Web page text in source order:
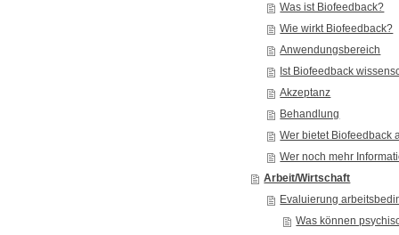
Was ist Biofeedback?
Wie wirkt Biofeedback?
Anwendungsbereich
Ist Biofeedback
Akzeptanz
Behandlung
Wer bietet Biofeedback
Wer noch mehr
Arbeit/Wirtschaft
Evaluierung
Was können